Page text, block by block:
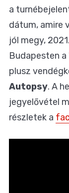
a
dátum, amire
jól megy,
Budapesten a
plusz
Autopsy. A
jegyelővétel
részletek a